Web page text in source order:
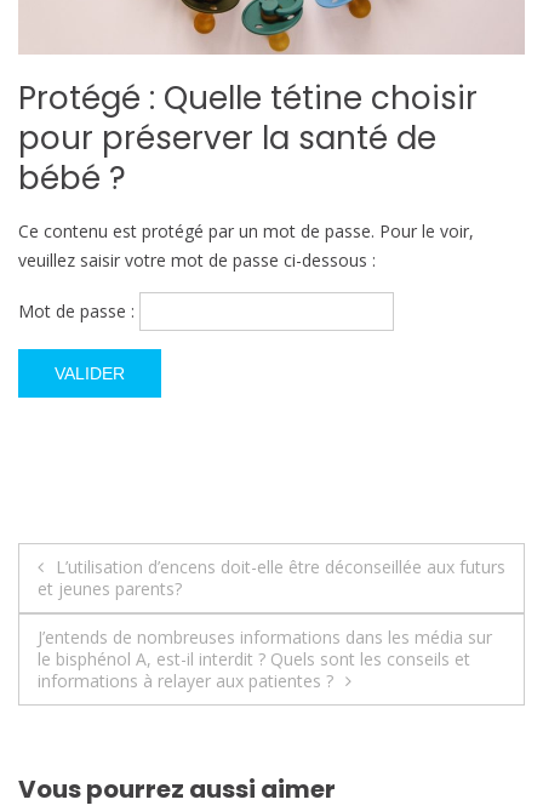
Protégé : Quelle tétine choisir
pour préserver la santé de
bébé ?
Ce contenu est protégé par un mot de passe. Pour le voir,
veuillez saisir votre mot de passe ci-dessous :
Mot de passe :
Navigation
de
l’article
L’utilisation d’encens doit-elle être déconseillée aux futurs
et jeunes parents?
J’entends de nombreuses informations dans les média sur
le bisphénol A, est-il interdit ? Quels sont les conseils et
informations à relayer aux patientes ?
Vous pourrez aussi aimer